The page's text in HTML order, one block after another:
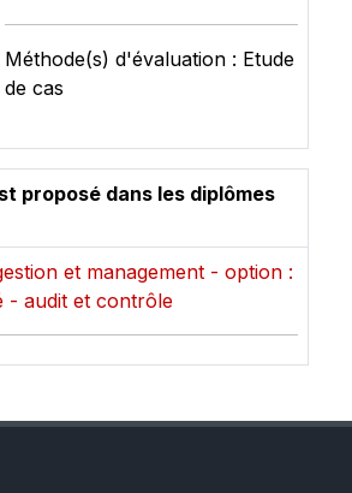
Méthode(s) d'évaluation : Etude
de cas
proposé dans les diplômes
et management - option :
- audit et contrôle